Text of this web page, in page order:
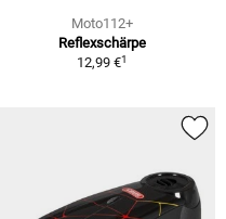
Moto112+
Reflexschärpe
12,99 €1